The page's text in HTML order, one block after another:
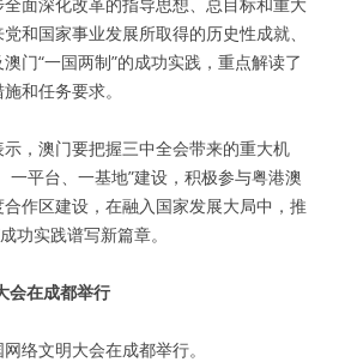
和国家事业发展所取得的历史性成就、
门“一国两制”的成功实践，重点解读了
和任务要求。
，澳门要把握三中全会带来的重大机
一平台、一基地”建设，积极参与粤港澳
作区建设，在融入国家发展大局中，推
功实践谱写新篇章。
会在成都举行
络文明大会在成都举行。